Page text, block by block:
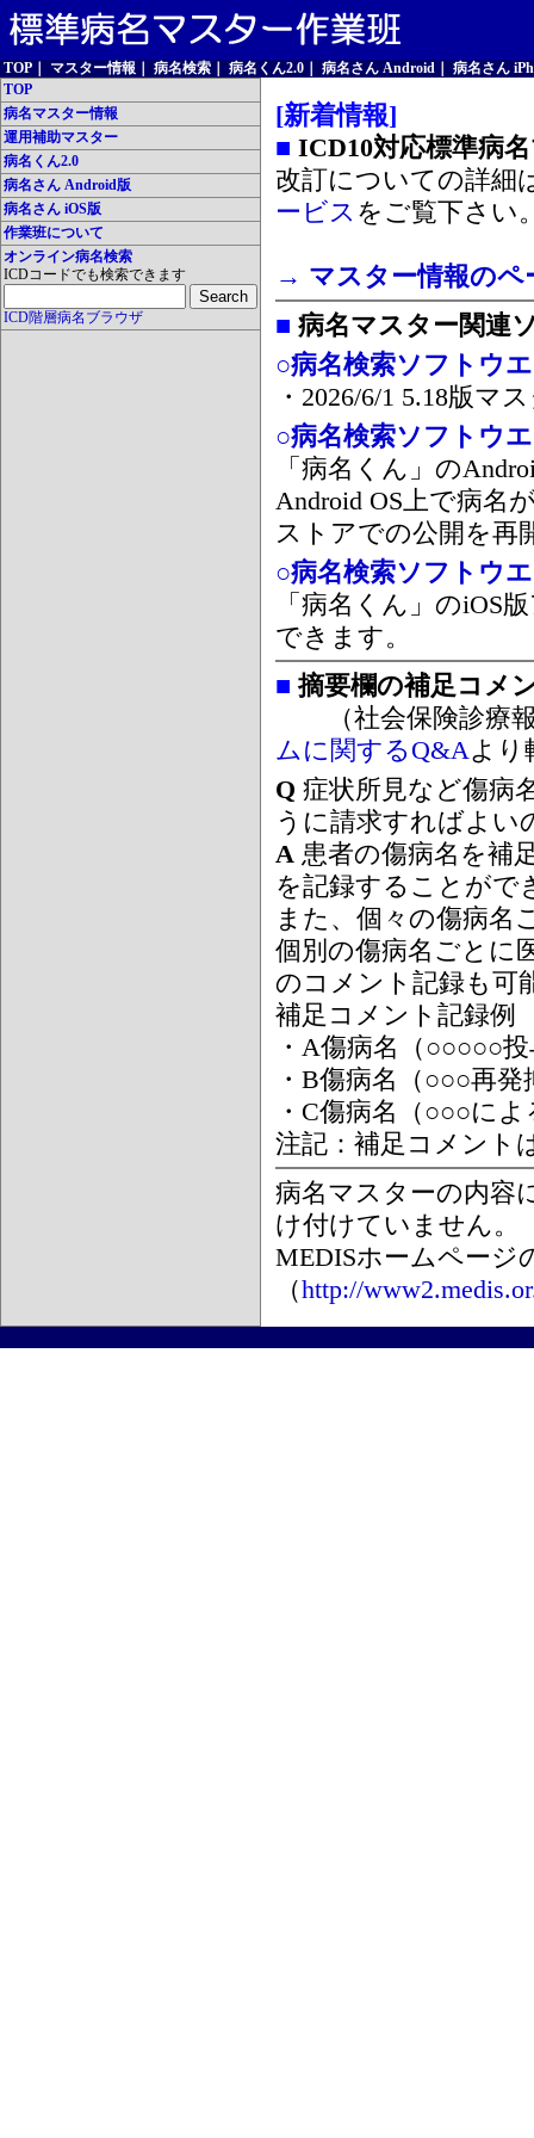
TOP マスター情報 病名検索 病名くん2.0 病名さん Android
病名さん
TOP
病名マスター情報
運用補助マスター
病名くん2.0
病名さん Android版
病名さん iOS版
作業班について
オンライン病名検索
ICDコードでも検索できます
ICD階層病名ブラウザ
[新着情報]
■ ICD10対応標準病
改訂についての詳細
ービス をご覧下さい
→ マスター情報のペ
■ 病名マスター関連
○病名検索ソフトウ
・2026/6/1 5.18版マ
○病名検索ソフトウ
「病名くん」の
Android OS上で病名
ストアでの公開を再
○病名検索ソフトウ
「病名くん」のiOS
できます。
■ 摘要欄の補足コメ
（社会保険診療報
ムに関するQ&Aより
Q 症状所見など傷病
うに請求すればよい
A 患者の傷病名を補
を記録することがで
また、個々の傷病名
個別の傷病名ごとに
のコメント記録も可
補足コメント記録例
・A傷病名（○○○○○
・B傷病名（○○○再
・C傷病名（○○○に
注記：補足コメント
病名マスターの内容
け付けていません。
MEDISホームページ
（http://